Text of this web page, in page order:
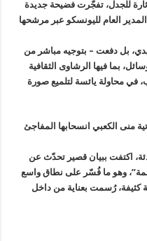
للجدل، تفجّرت فضيحة جديدة
العام لليونسكو عبر مرشحها
بل دفعت – بتوجيه مباشر من
بما فيها الرشاوى الثقافية
في محاولة يائسة لتلميع صورة
منى الكعبي انسحابها المفاجئ
اكتفت ببيان قصير تحدّث عن
وهو ما فُسّر على نطاق واسع
رُسمت بعناية من داخل